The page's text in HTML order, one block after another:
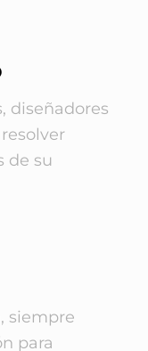
diseñadores
de su
siempre
para